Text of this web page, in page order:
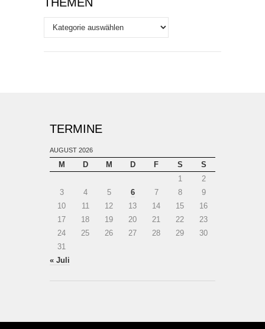
Themen
TERMINE
AUGUST 2026
M D M D F S
S
1
2
3
4 5 6 7 8
9
10
11 12 13 14 15
16
17
18 19 20 21 22
23
24
25 26 27 28 29
30
31
« Juli